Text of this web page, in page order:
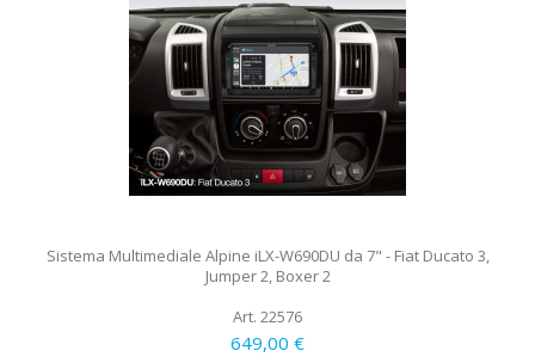
Sistema Multimediale Alpine iLX-W690DU da 7" - Fiat Ducato 3,
Jumper 2, Boxer 2
Art. 22576
649,00 €